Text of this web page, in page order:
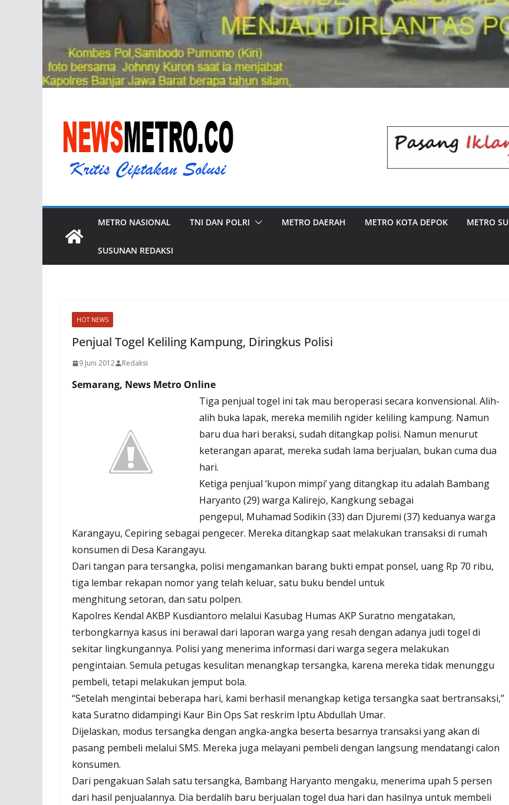
METRO NASIONAL TNI DAN POLRI METRO DAERAH METRO KOTA DEPOK METRO
SUSUNAN REDAKSI
HOT NEWS
Penjual Togel Keliling Kampung, Diringkus Polisi
9 Juni 2012 Redaksi
Semarang, News Metro Online
Tiga penjual togel ini tak mau beroperasi secara konvensional. Alih-
alih buka lapak, mereka memilih ngider keliling kampung. Namun
baru dua hari beraksi, sudah ditangkap polisi. Namun menurut
keterangan aparat, mereka sudah lama berjualan, bukan cuma dua
hari.
Ketiga penjual ‘kupon mimpi’ yang ditangkap itu adalah Bambang
Haryanto (29) warga Kalirejo, Kangkung sebagai
pengepul, Muhamad Sodikin (33) dan Djuremi (37) keduanya warga
Karangayu, Cepiring sebagai pengecer. Mereka ditangkap saat melakukan transaksi di rumah
konsumen di Desa Karangayu.
Dari tangan para tersangka, polisi mengamankan barang bukti empat ponsel, uang Rp 70 ribu,
tiga lembar rekapan nomor yang telah keluar, satu buku bendel untuk
menghitung setoran, dan satu polpen.
Kapolres Kendal AKBP Kusdiantoro melalui Kasubag Humas AKP Suratno mengatakan,
terbongkarnya kasus ini berawal dari laporan warga yang resah dengan adanya judi togel di
sekitar lingkungannya. Polisi yang menerima informasi dari warga segera melakukan
pengintaian. Semula petugas kesulitan menangkap tersangka, karena mereka tidak menunggu
pembeli, tetapi melakukan jemput bola.
“Setelah mengintai beberapa hari, kami berhasil menangkap ketiga tersangka saat bertransaksi,”
kata Suratno didampingi Kaur Bin Ops Sat reskrim Iptu Abdullah Umar.
Dijelaskan, modus tersangka dengan angka-angka beserta besarnya transaksi yang akan di
pasang pembeli melalui SMS. Mereka juga melayani pembeli dengan langsung mendatangi calon
konsumen.
Dari pengakuan Salah satu tersangka, Bambang Haryanto mengaku, menerima upah 5 persen
dari hasil penjualannya. Dia berdalih baru berjualan togel dua hari dan hasilnya untuk membeli